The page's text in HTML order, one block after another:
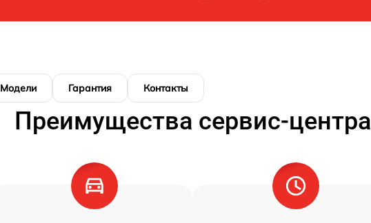
Модели Гарантия Контакты
Преимущества сервис-центра